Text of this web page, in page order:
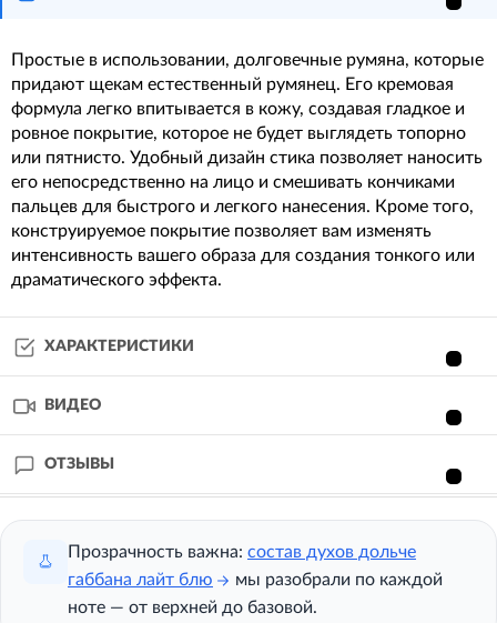
Простые в использовании, долговечные румяна, которые
придают щекам естественный румянец. Его кремовая
формула легко впитывается в кожу, создавая гладкое и
ровное покрытие, которое не будет выглядеть топорно
или пятнисто. Удобный дизайн стика позволяет наносить
его непосредственно на лицо и смешивать кончиками
пальцев для быстрого и легкого нанесения. Кроме того,
конструируемое покрытие позволяет вам изменять
интенсивность вашего образа для создания тонкого или
драматического эффекта.
ХАРАКТЕРИСТИКИ
ВИДЕО
ОТЗЫВЫ
Прозрачность важна: состав духов дольче
габбана лайт блю
мы разобрали по каждой
ноте — от верхней до базовой.